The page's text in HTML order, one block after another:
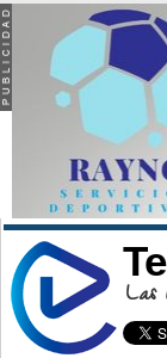
Las